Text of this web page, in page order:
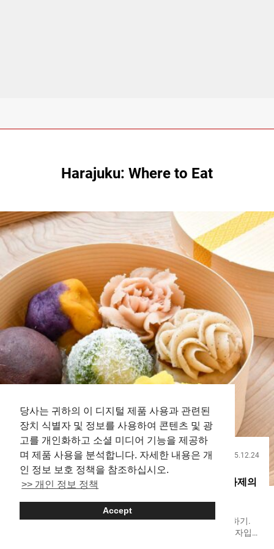
당사는 귀하의 이 디지털 제품 사용과 관련된
장치 식별자 및 정보를 사용하여 콘텐츠 및 광
고를 개인화하고 소셜 미디어 기능을 제공하
며 제품 사용을 분석합니다. 자세한 내용은 개
인 정보 보호 정책을 참조하십시오.
>> 개인 정보 정책
Accept
Harajuku: Where to Eat
음식 2025.12.24
오하기의 상식을 뒤집는다！ 마치 예술 작품 같은 화제의
일본에서는 가마쿠라 시대부터 사랑받아 왔다고도 하는 오하기.
다양한 종류가 있지만, 주로 찹쌀과 팥소로 만들어지는 화과자입